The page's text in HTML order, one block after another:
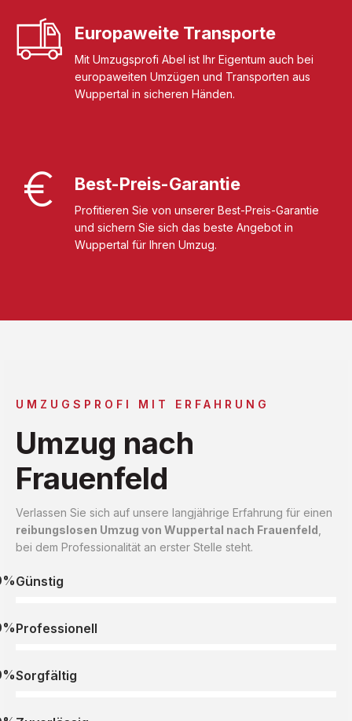
Europaweite Transporte
Mit Umzugsprofi Abel ist Ihr Eigentum auch bei
europaweiten Umzügen und Transporten aus
Wuppertal in sicheren Händen.
Best-Preis-Garantie
Profitieren Sie von unserer Best-Preis-Garantie
und sichern Sie sich das beste Angebot in
Wuppertal für Ihren Umzug.
UMZUGSPROFI MIT ERFAHRUNG
Umzug nach
Frauenfeld
Verlassen Sie sich auf unsere langjährige Erfahrung für einen
reibungslosen Umzug von Wuppertal nach Frauenfeld
bei dem Professionalität an erster Stelle steht.
Günstig
Professionell
Sorgfältig